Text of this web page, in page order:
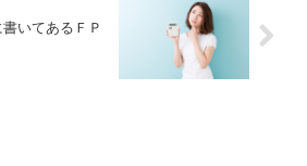
いてあるＦＰ